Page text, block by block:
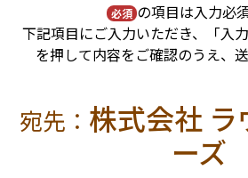
必須 の項目は入力必須
下記項目にご入力いただき、「入
を押して内容をご確認のうえ、
宛先： 株式会社 ラ
ーズ